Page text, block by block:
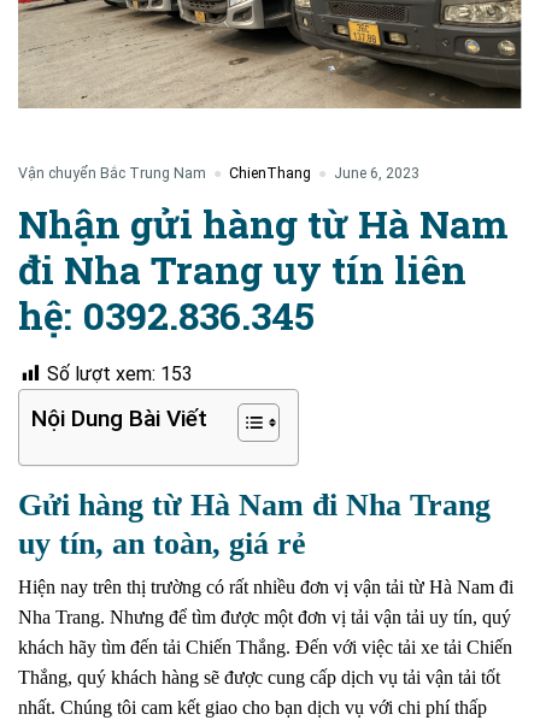
Vận chuyển Bắc Trung Nam ChienThang June 6, 2023
Nhận gửi hàng từ Hà Nam
đi Nha Trang uy tín liên
hệ: 0392.836.345
Số lượt xem: 153
Nội Dung Bài Viết
Gửi hàng từ Hà Nam đi Nha Trang
uy tín, an toàn, giá rẻ
Hiện nay trên thị trường có rất nhiều đơn vị vận tải từ Hà Nam đi
Nha Trang. Nhưng để tìm được một đơn vị tải vận tải uy tín, quý
khách hãy tìm đến tải Chiến Thắng. Đến với việc tải xe tải Chiến
Thắng, quý khách hàng sẽ được cung cấp dịch vụ tải vận tải tốt
nhất. Chúng tôi cam kết giao cho bạn dịch vụ với chi phí thấp